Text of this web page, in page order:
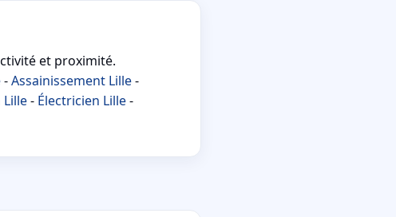
et proximité.
-Assainissement Lille-
- Électricien Lille-